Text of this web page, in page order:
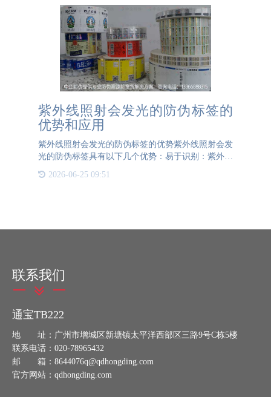
紫外线照射会发光的防伪标签的
优势和应用
紫外线照射会发光的防伪标签的优势紫外线照射会发
光的防伪标签具有以下几个优势：易于识别：紫外线
描仪等设备进行识别，具有较高的识别率和准确性。
2026-06-25 09:51
联系我们
通宝TB222
地 址：广州市增城区新塘镇太平洋西部区三路9号C栋5楼
联系电话：020-78965432
邮 箱：8644076q@qdhongding.com
官方网站：qdhongding.com